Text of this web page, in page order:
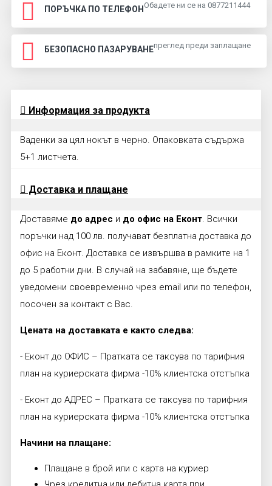
ПОРЪЧКА ПО ТЕЛЕФОН Обадете ни се на 0877211444
БЕЗОПАСНО ПАЗАРУВАНЕпреглед преди заплащане
Информация за продукта
Ваденки за цял нокът в черно. Опаковката съдържа
5+1 листчета.
Доставка и плащане
Доставяме до адрес и до офис на Еконт. Всички
поръчки над 100 лв. получават безплатна доставка до
офис на Еконт. Доставка се извършва в рамките на 1
до 5 работни дни. В случай на забавяне, ще бъдете
уведомени своевременно чрез email или по телефон,
посочен за контакт с Вас.
Цената на доставката е както следва:
- Еконт до ОФИС – Пратката се таксува по тарифния
план на куриерската фирма -10% клиентска отстъпка
- Еконт до АДРЕС – Пратката се таксува по тарифния
план на куриерската фирма -10% клиентска отстъпка
Начини на плащане:
Плащане в брой или с карта на куриер